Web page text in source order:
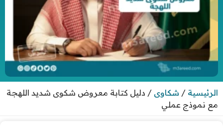
الرئيسية / شكاوى / دليل كتابة معروض شكوى شديد اللهجة
مع نموذج عملي